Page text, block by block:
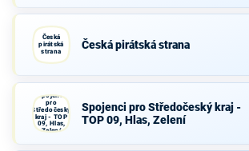
Česká
pirátská
strana
Česká pirátská strana
Spojenci
pro
Středočeský
kraj - TOP
09, Hlas,
Zelení
Spojenci pro Středočeský kraj -
TOP 09, Hlas, Zelení